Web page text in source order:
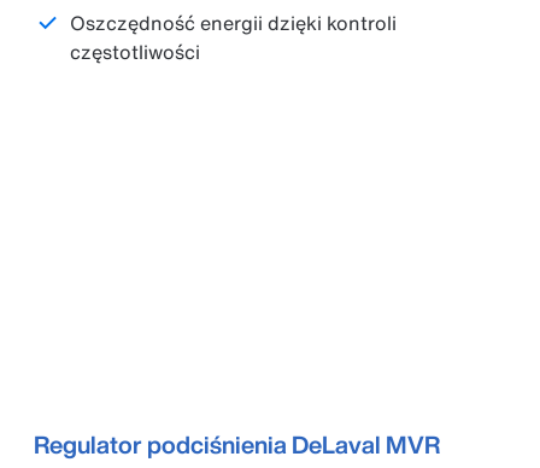
Oszczędność energii dzięki kontroli
częstotliwości
Regulator podciśnienia DeLaval MVR